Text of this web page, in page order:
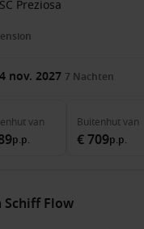
Preziosa
nov. 2027 7 Nachten
van
p.p.
Buitenhutvan
€ 709p.p.
Schiff Flow